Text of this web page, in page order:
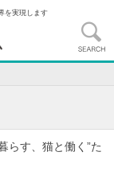
を実現します
らす、猫と働く”た